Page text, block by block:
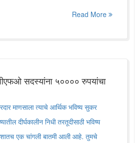
Read More
सदस्यांना ५०००० रुपयांचा
माणसाला त्याचे आर्थिक भविष्य सुकर
दीर्घकालीन निधी तरतूदीसाठी भविष्य
अशातच एक चांगली बातमी आली आहे. तुमचे